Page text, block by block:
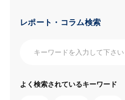
レポート・コラム検索
よく検索されているキーワード